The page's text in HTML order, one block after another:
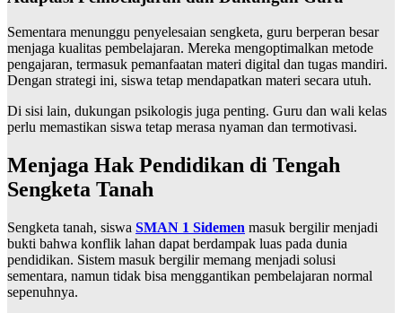
Sementara menunggu penyelesaian sengketa, guru berperan besar
menjaga kualitas pembelajaran. Mereka mengoptimalkan metode
pengajaran, termasuk pemanfaatan materi digital dan tugas mandiri.
Dengan strategi ini, siswa tetap mendapatkan materi secara utuh.
Di sisi lain, dukungan psikologis juga penting. Guru dan wali kelas
perlu memastikan siswa tetap merasa nyaman dan termotivasi.
Menjaga Hak Pendidikan di Tengah
Sengketa Tanah
Sengketa tanah, siswa SMAN 1 Sidemen masuk bergilir menjadi
bukti bahwa konflik lahan dapat berdampak luas pada dunia
pendidikan. Sistem masuk bergilir memang menjadi solusi
sementara, namun tidak bisa menggantikan pembelajaran normal
sepenuhnya.